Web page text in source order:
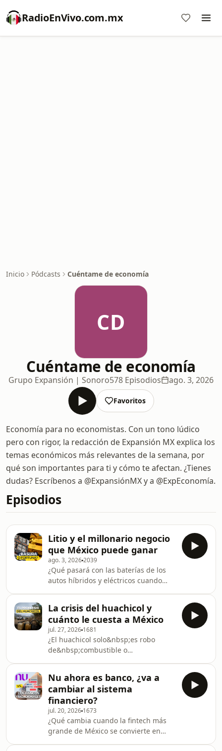
RadioEnVivo.com.mx
Inicio Pódcasts Cuéntame de economía
CD
Cuéntame de economía
Grupo Expansión | Sonoro578 Episodios ago. 3, 2026
Favoritos
Economía para no economistas. Con un tono lúdico
pero con rigor, la redacción de Expansión MX explica los
temas económicos más relevantes de la semana, por
qué son importantes para ti y cómo te afectan. ¿Tienes
dudas? Escríbenos a @ExpansiónMX y a @ExpEconomía.
Episodios
Litio y el millonario negocio
que México puede ganar
ago. 3, 20262039
¿Qué pasará con las baterías de los
autos híbridos y eléctricos cuando
negocio para México. En este
episodio, Ivet Rodríguez, editora de
Empresas, Tzuara De Luna, reportera
de Empresas en Expansión, y Jorge
González, director de Operaciones del
Centro de Estudios en Seguridad Vial
(CESVI México), hablan sobre el
mercado al
La crisis del huachicol y
cuánto le cuesta a México
jul. 27, 2026 1681
¿El huachicol solo&nbsp;es robo
de&nbsp;combustible o
finanzas&nbsp;públicas? En este
episodio, Diana Gante, reportera de
Empresas, Alberto Verdusco, editor
general de Información en Expansión,
y Gonzalo Monroy, especialista en
energía y socio director de la
consultora GMEC, analizan el
Nu ahora es banco, ¿va a
cambiar al sistema
financiero?
jul. 20, 2026 1673
¿Qué cambia cuando la fintech más
grande de México se convierte en